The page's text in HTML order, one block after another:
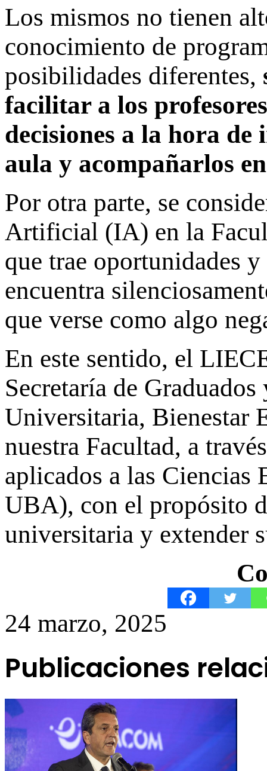
Los mismos no tienen
conocimiento de
posibilidades diferentes,
facilitar a los
decisiones a la hora de
aula y acompañarlos
Por otra parte, se
Artificial (IA) en la
que trae oportunidades
encuentra
que verse como algo
En este sentido, el
Secretaría de
Universitaria, Bienestar
nuestra Facultad, a
aplicados a las
UBA), con el propósito
universitaria y extender
24 marzo, 2025
Publicaciones